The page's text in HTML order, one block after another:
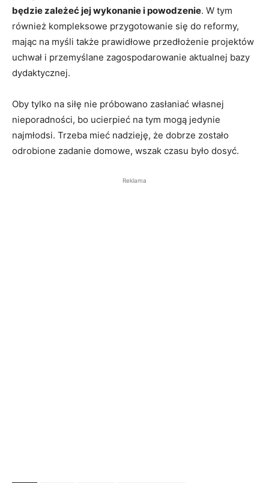
będzie zależeć jej wykonanie i powodzenie. W tym
również kompleksowe przygotowanie się do reformy,
mając na myśli także prawidłowe przedłożenie projektów
uchwał i przemyślane zagospodarowanie aktualnej bazy
dydaktycznej.
Oby tylko na siłę nie próbowano zasłaniać własnej
nieporadności, bo ucierpieć na tym mogą jedynie
najmłodsi. Trzeba mieć nadzieję, że dobrze zostało
odrobione zadanie domowe, wszak czasu było dosyć.
Reklama